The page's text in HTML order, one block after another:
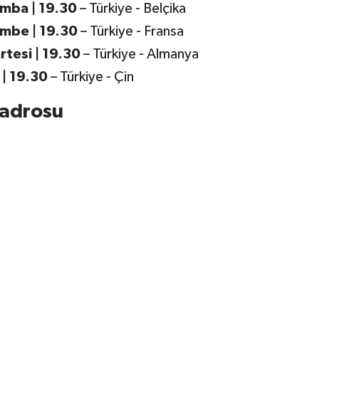
| 19.30– Türkiye - Belçika
| 19.30– Türkiye - Fransa
| 19.30– Türkiye - Almanya
| 19.30– Türkiye - Çin